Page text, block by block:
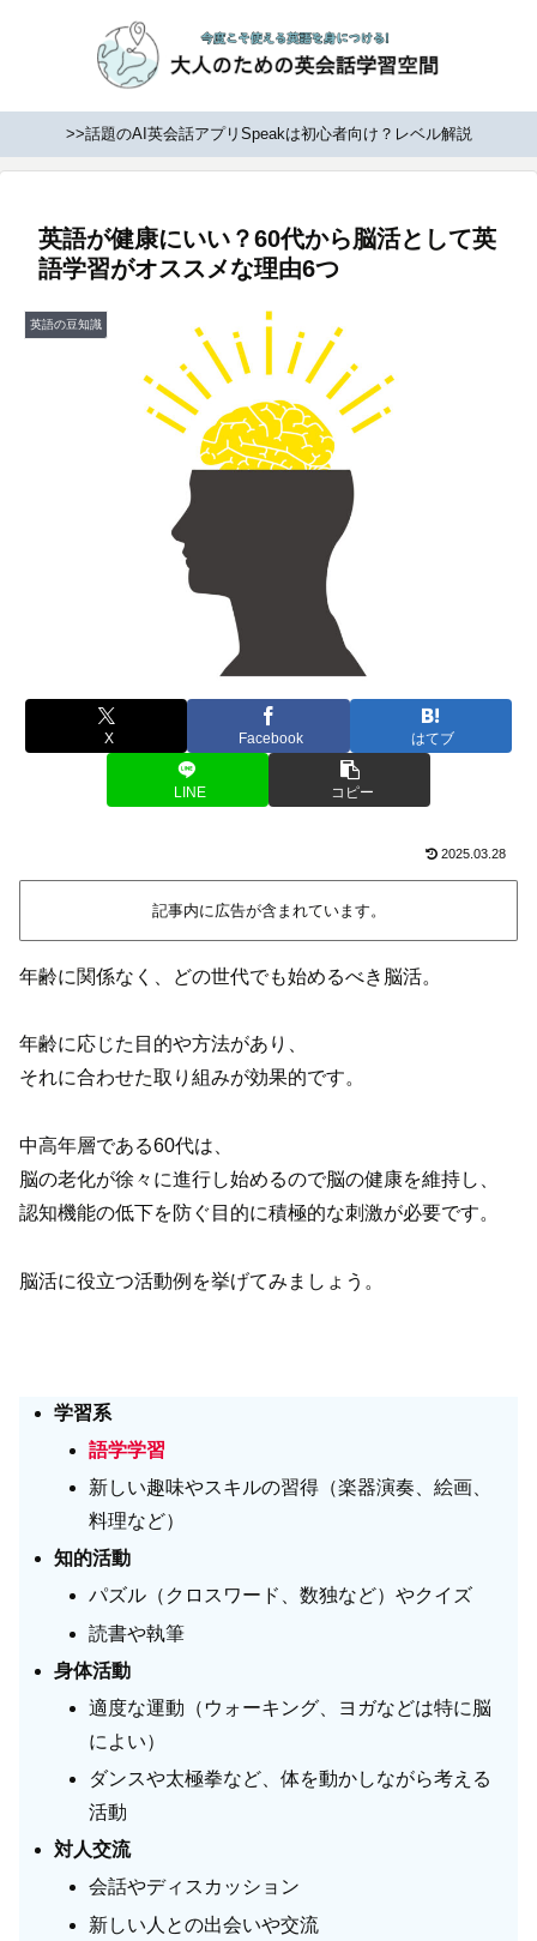
>>話題のAI英会話アプリSpeakは初心者向け？レベル解説
英語が健康にいい？60代から脳活として英
語学習がオススメな理由6つ
英語の豆知識
X Facebook はてブ
LINE コピー
2025.03.28
記事内に広告が含まれています。
年齢に関係なく、どの世代でも始めるべき脳活。
年齢に応じた目的や方法があり、
それに合わせた取り組みが効果的です。
中高年層である60代は、
脳の老化が徐々に進行し始めるので脳の健康を維持し、
認知機能の低下を防ぐ目的に積極的な刺激が必要です。
脳活に役立つ活動例を挙げてみましょう。
学習系
語学学習
新しい趣味やスキルの習得（楽器演奏、絵画、
料理など）
知的活動
パズル（クロスワード、数独など）やクイズ
読書や執筆
身体活動
適度な運動（ウォーキング、ヨガなどは特に脳
によい）
ダンスや太極拳など、体を動かしながら考える
活動
対人交流
会話やディスカッション
新しい人との出会いや交流